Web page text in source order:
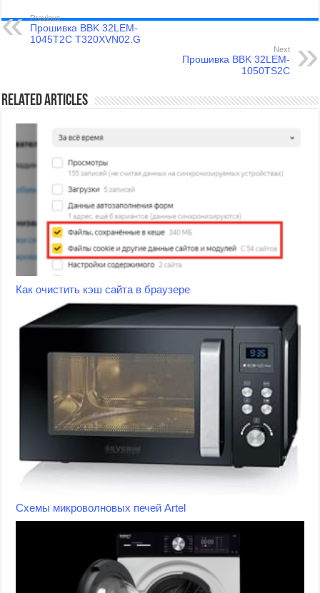
Previous
Прошивка BBK 32LEM-
1045T2C T320XVN02.G
Next
Прошивка BBK 32LEM-
1050TS2C
Related Articles
Как очистить кэш сайта в браузере
Схемы микроволновых печей Artel